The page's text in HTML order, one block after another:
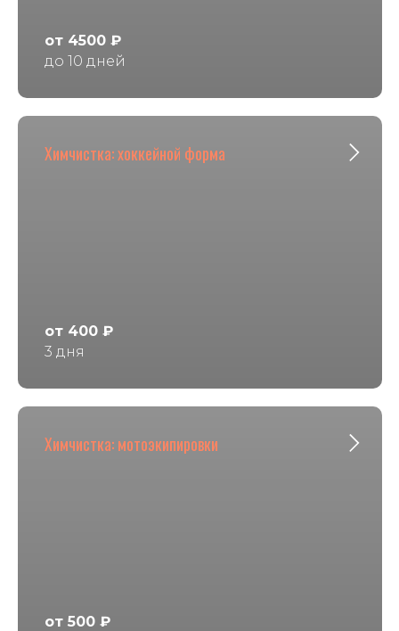
от 4500 ₽
до 10 дней
Химчистка: хоккейной форма
от 400 ₽
3 дня
Химчистка: мотоэкипировки
от 500 ₽